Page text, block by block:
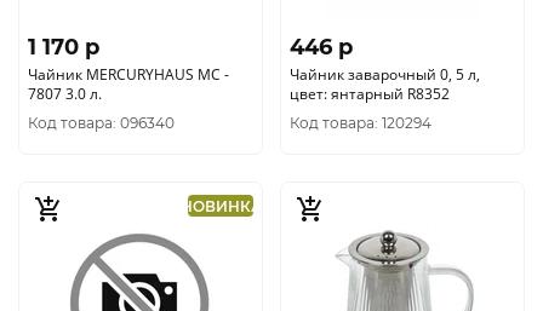
1 170 p
Чайник MERCURYHAUS MC -
7807 3.0 л.
Код товара: 096340
446 p
Чайник заварочный 0, 5 л,
цвет: янтарный R8352
Код товара: 120294
НОВИНКА